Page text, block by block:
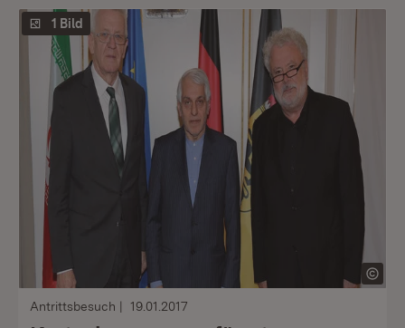
1 Bild
Antrittsbesuch 19.01.2017